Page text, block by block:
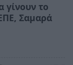
γίνουν το
Σαμαρά